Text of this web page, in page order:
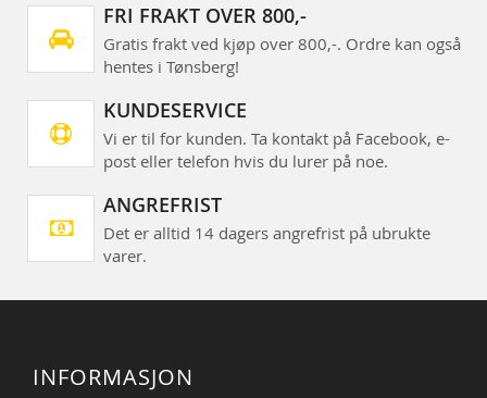
FRI FRAKT OVER 800,-
Gratis frakt ved kjøp over 800,-. Ordre kan også
hentes i Tønsberg!
KUNDESERVICE
Vi er til for kunden. Ta kontakt på Facebook, e-
post eller telefon hvis du lurer på noe.
ANGREFRIST
Det er alltid 14 dagers angrefrist på ubrukte
varer.
INFORMASJON